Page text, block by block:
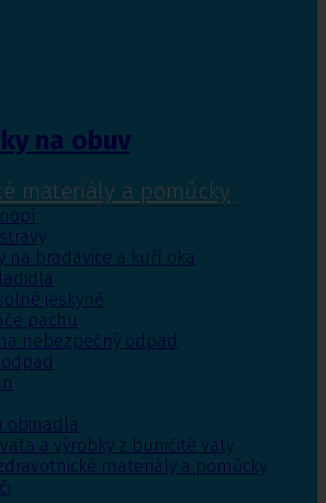
na obuv
materiály a pomůcky
na bradavice a kuří oka
jeskyně
pachu
nebezpečný odpad
obinadla
a výrobky z buničité vaty
materiály a pomůcky